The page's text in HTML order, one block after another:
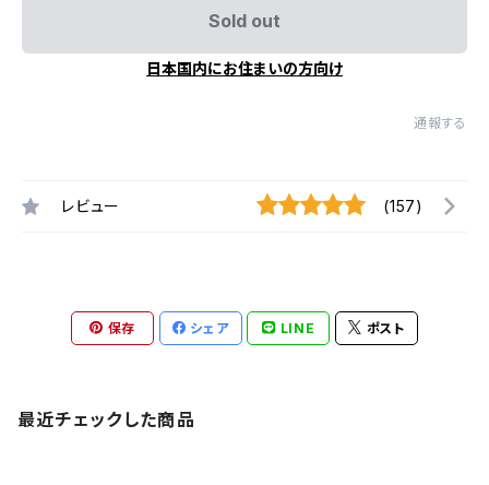
Sold out
日本国内にお住まいの方向け
通報する
レビュー (157)
保存 シェア LINE ポスト
最近チェックした商品